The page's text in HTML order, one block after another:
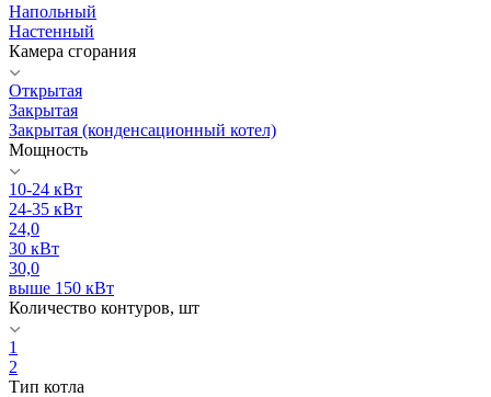
Напольный
Настенный
Камера сгорания
Открытая
Закрытая
Закрытая (конденсационный котел)
Мощность
10-24 кВт
24-35 кВт
24,0
30 кВт
30,0
выше 150 кВт
Количество контуров, шт
1
2
Тип котла